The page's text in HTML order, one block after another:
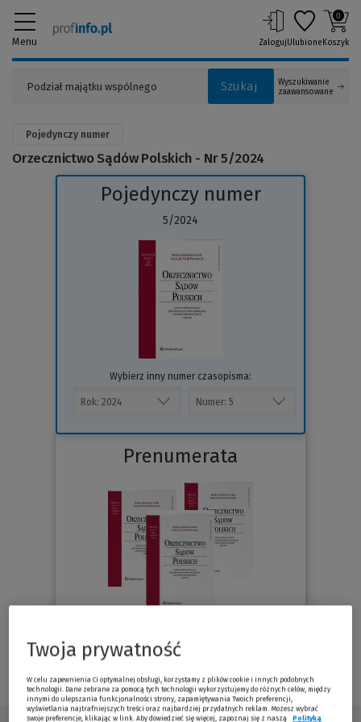
Menu
Szukaj
Wyszukiwanie
zaawansowane
ZalogujUlubione
0
Koszyk
Pojedynczy numer
Orzecznictwo Sądów Polskich - Nr 5/2024
Pojedynczy numer
5/2024
Wybierz inny numer czasopisma:
Prenumerata
Sprawdź
Twoja prywatność
W celu zapewnienia Ci optymalnej obsługi, korzystamy z plików cookie i innych podobnych
technologii. Dane zebrane za pomocą tych technologii wykorzystujemy do różnych celów, między
innymi do ulepszania funkcjonalności strony, zapamiętywania Twoich preferencji,
wyświetlania najtrafniejszych treści oraz najbardziej przydatnych reklam. Możesz wybrać
swoje preferencje, klikając w link. Aby dowiedzieć się więcej, zapoznaj się z naszą
Polityką